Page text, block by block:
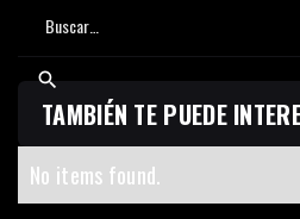
TAMBIÉN TE PUEDE
No items found.